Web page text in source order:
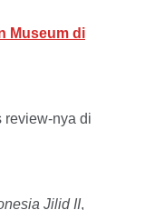
Museum di
review-nya di
Jilid II,